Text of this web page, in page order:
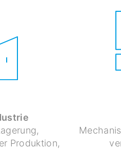
Produktion,